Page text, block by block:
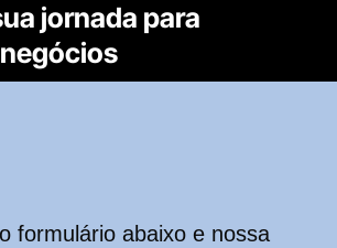
jornada para
formulário abaixo e nossa